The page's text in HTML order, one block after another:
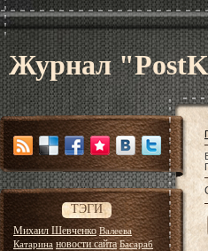
Журнал
ТЭГИ
Михаил Шевченко Валеева
Катарина новости сайта Басараб